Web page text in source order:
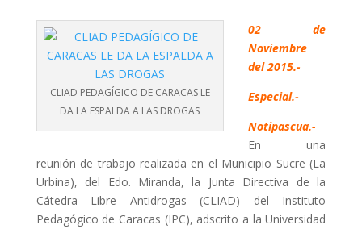
CLIAD PEDAGÍGICO DE CARACAS LE
DA LA ESPALDA A LAS DROGAS
02 de
Noviembre
del 2015.-
Especial.-
Notipascua.-
En una
reunión de trabajo realizada en el Municipio Sucre (La
Urbina), del Edo. Miranda, la Junta Directiva de la
Cátedra Libre Antidrogas (CLIAD) del Instituto
Pedagógico de Caracas (IPC), adscrito a la Universidad